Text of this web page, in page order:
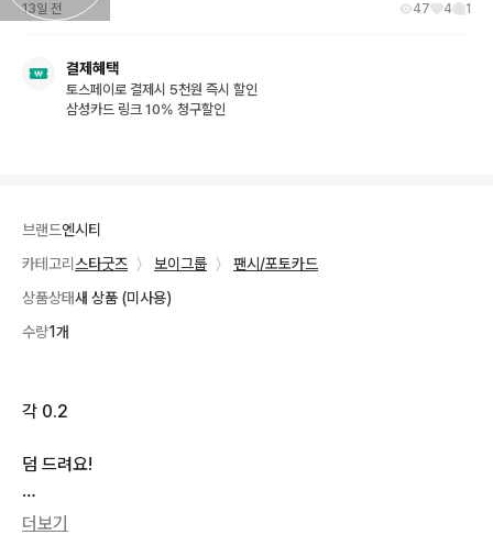
13일 전 47 4 1
결제혜택
토스페이로 결제시 5천원 즉시 할인
삼성카드 링크 10% 청구할인
브랜드엔시티
카테고리 스타굿즈 〉 보이그룹 〉
팬시/포토카드
상품상태새 상품 (미사용)
수량1개
각 0.2
덤 드려요!
반택 이용📦
더보기